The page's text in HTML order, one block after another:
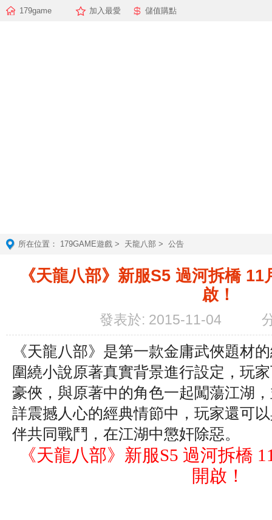
179game 加入最愛 儲值購點
所在位置： 179GAME遊戲 > 天龍八部 > 公告
《天龍八部》新服S5 過河拆橋
啟！
發表於: 2015-11-04
《天龍八部》是第一款金庸武俠題材
圍繞小說原著真實背景進行設定，玩
豪俠，與原著中的角色一起闖蕩江湖
詳震撼人心的經典情節中，玩家還可
伴共同戰鬥，在江湖中懲奸除惡。
《天龍八部》新服S5 過河拆橋
開啟！